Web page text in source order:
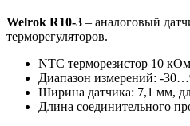
Welrok R10-3 – аналоговый
терморегуляторов.
NTC терморезистор 10
Диапазон измерений: -
Ширина датчика: 7,1 мм,
Длина соединительного